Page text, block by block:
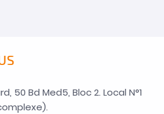
50 Bd Med5, Bloc 2. Local N°1